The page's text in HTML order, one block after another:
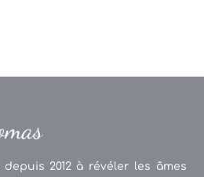
2012 à révéler les âmes